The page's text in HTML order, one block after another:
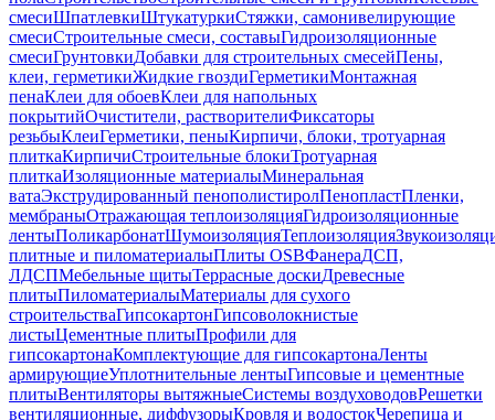
смесиШпатлевкиШтукатуркиСтяжки, самонивелирующие
смесиСтроительные смеси, составыГидроизоляционные
смесиГрунтовкиДобавки для строительных смесейПены,
клеи, герметикиЖидкие гвоздиГерметикиМонтажная
пенаКлеи для обоевКлеи для напольных
покрытийОчистители, растворителиФиксаторы
резьбыКлеиГерметики, пеныКирпичи, блоки, тротуарная
плиткаКирпичиСтроительные блокиТротуарная
плиткаИзоляционные материалыМинеральная
ватаЭкструдированный пенополистиролПенопластПленки,
мембраныОтражающая теплоизоляцияГидроизоляционные
лентыПоликарбонатШумоизоляцияТеплоизоляция
плитные и пиломатериалыПлиты OSBФанераДСП,
ЛДСПМебельные щитыТеррасные доскиДревесные
плитыПиломатериалыМатериалы для сухого
строительстваГипсокартонГипсоволокнистые
листыЦементные плитыПрофили для
гипсокартонаКомплектующие для гипсокартонаЛенты
армирующиеУплотнительные лентыГипсовые и цементные
плитыВентиляторы вытяжныеСистемы воздуховодовРешетки
вентиляционные, диффузорыКровля и водостокЧерепица и